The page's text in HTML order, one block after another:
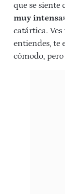
que se siente
muy
catártica.
entiendes, te
cómodo,